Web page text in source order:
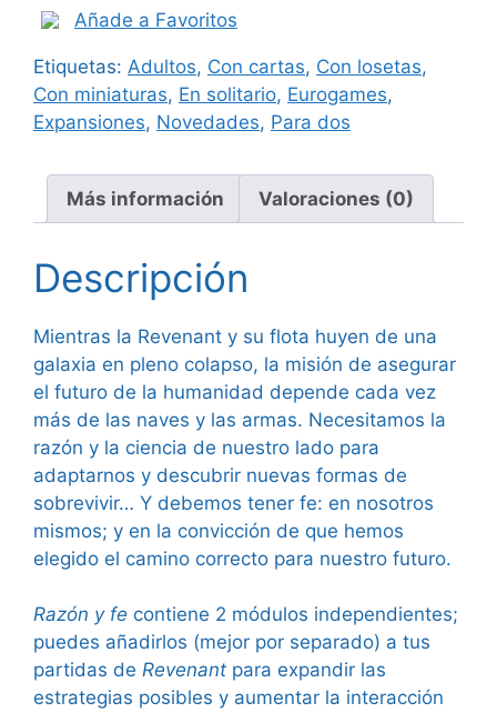
fe
Añade a Favoritos
Etiquetas: Adultos, Con cartas, Con losetas,
Con miniaturas, En solitario, Eurogames,
Expansiones, Novedades, Para dos
Más información Valoraciones (0)
Descripción
Mientras la Revenant y su flota huyen de una
galaxia en pleno colapso, la misión de asegurar
el futuro de la humanidad depende cada vez
más de las naves y las armas. Necesitamos la
razón y la ciencia de nuestro lado para
adaptarnos y descubrir nuevas formas de
sobrevivir… Y debemos tener fe: en nosotros
mismos; y en la convicción de que hemos
elegido el camino correcto para nuestro futuro.
Razón y fe contiene 2 módulos independientes;
puedes añadirlos (mejor por separado) a tus
partidas de Revenant para expandir las
estrategias posibles y aumentar la interacción